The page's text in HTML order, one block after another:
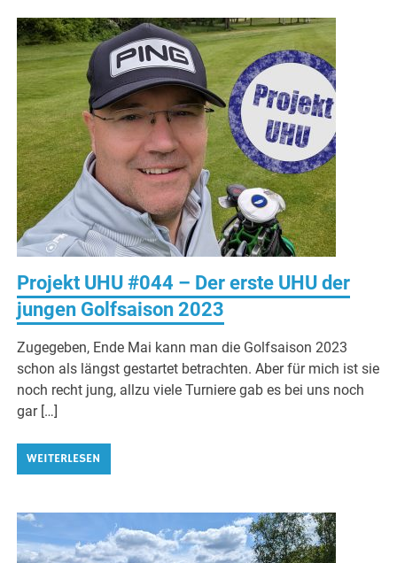
Projekt UHU #044 – Der erste UHU der
jungen Golfsaison 2023
Zugegeben, Ende Mai kann man die Golfsaison 2023
schon als längst gestartet betrachten. Aber für mich ist sie
noch recht jung, allzu viele Turniere gab es bei uns noch
gar […]
WEITERLESEN